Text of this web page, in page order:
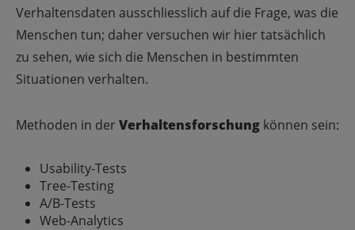
Verhaltensdaten ausschliesslich auf die Frage, was die
Menschen tun; daher versuchen wir hier tatsächlich
zu sehen, wie sich die Menschen in bestimmten
Situationen verhalten.
Methoden in der Verhaltensforschung können sein:
Usability-Tests
Tree-Testing
A/B-Tests
Web-Analytics